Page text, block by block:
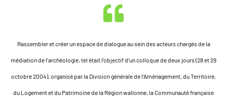
Rassembler et créer un espace de dialogue au sein des acteurs chargés de la
médiation de l’archéologie, tel était l’objectif d’un colloque de deux jours (28 et 29
octobre 2004), organisé par la Division générale de l’Aménagement, du Territoire,
du Logement et du Patrimoine de la Région wallonne, la Communauté française